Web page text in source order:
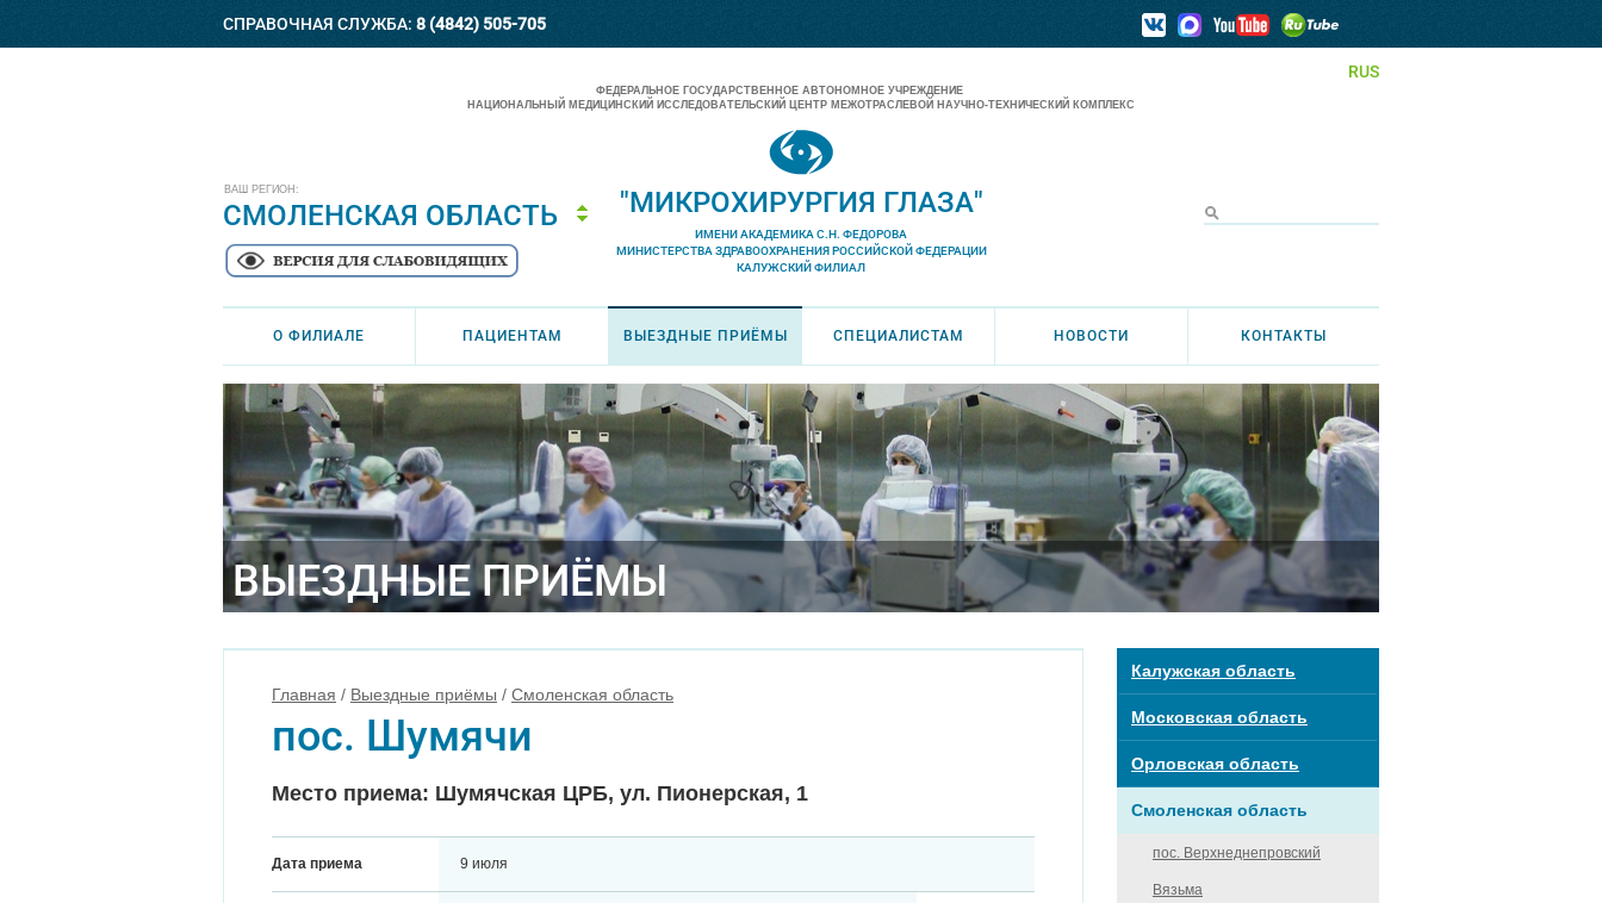
СПРАВОЧНАЯ СЛУЖБА: 8 (4842) 505-705
RUS
ВАШ РЕГИОН:
СМОЛЕНСКАЯ ОБЛАСТЬ
ФЕДЕРАЛЬНОЕ ГОСУДАРСТВЕННОЕ АВТОНОМНОЕ УЧРЕЖДЕНИЕ
НАЦИОНАЛЬНЫЙ МЕДИЦИНСКИЙ ИССЛЕДОВАТЕЛЬСКИЙ ЦЕНТР МЕЖОТРАСЛЕВОЙ НАУЧНО-ТЕХНИЧЕСКИЙ КОМПЛЕКС
"МИКРОХИРУРГИЯ ГЛАЗА"
ИМЕНИ АКАДЕМИКА С.Н. ФЕДОРОВА
МИНИСТЕРСТВА ЗДРАВООХРАНЕНИЯ РОССИЙСКОЙ ФЕДЕРАЦИИ
КАЛУЖСКИЙ ФИЛИАЛ
О ФИЛИАЛЕ ПАЦИЕНТАМ ВЫЕЗДНЫЕ ПРИЁМЫ СПЕЦИАЛИСТАМ НОВОСТИ КОНТАКТЫ
ВЫЕЗДНЫЕ ПРИЁМЫ
Главная / Выездные приёмы / Смоленская область
пос. Шумячи
Место приема: Шумячская ЦРБ, ул. Пионерская, 1
Дата приема 9 июля
Калужская область
Московская область
Орловская область
Смоленская область
пос. Верхнеднепровский
Вязьма